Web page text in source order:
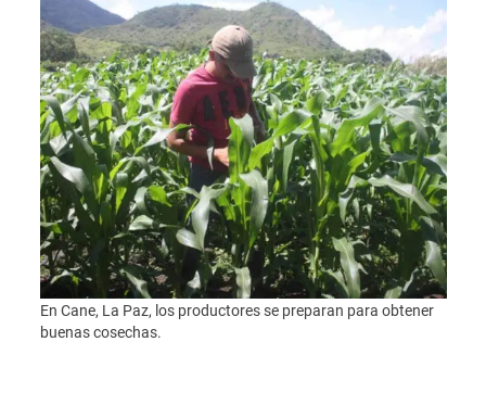
En Cane, La Paz, los productores se preparan para obtener
buenas cosechas.